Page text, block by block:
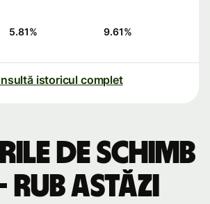
5.81% 9.61%
istoricul complet
de schimb
- RUB astăzi